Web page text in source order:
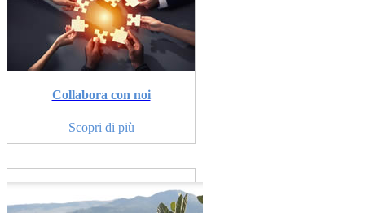
Collabora con noi
Scopri di più